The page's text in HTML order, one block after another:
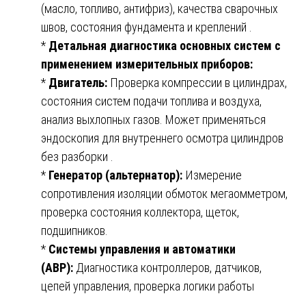
(масло, топливо, антифриз), качества сварочных
швов, состояния фундамента и креплений .
* Детальная диагностика основных систем с
применением измерительных приборов:
* Двигатель: Проверка компрессии в цилиндрах,
состояния систем подачи топлива и воздуха,
анализ выхлопных газов. Может применяться
эндоскопия для внутреннего осмотра цилиндров
без разборки .
* Генератор (альтернатор): Измерение
сопротивления изоляции обмоток мегаомметром,
проверка состояния коллектора, щеток,
подшипников.
* Системы управления и автоматики
(АВР): Диагностика контроллеров, датчиков,
цепей управления, проверка логики работы